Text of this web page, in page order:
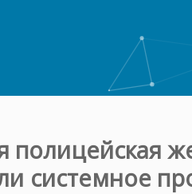
полицейская
системное